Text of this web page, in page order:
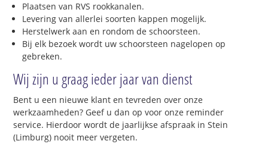
Plaatsen van RVS rookkanalen.
Levering van allerlei soorten kappen mogelijk.
Herstelwerk aan en rondom de schoorsteen.
Bij elk bezoek wordt uw schoorsteen nagelopen op
gebreken.
Wij zijn u graag ieder jaar van dienst
Bent u een nieuwe klant en tevreden over onze
werkzaamheden? Geef u dan op voor onze reminder
service. Hierdoor wordt de jaarlijkse afspraak in Stein
(Limburg) nooit meer vergeten.